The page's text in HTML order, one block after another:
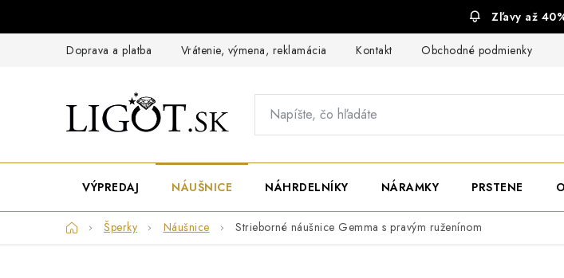
Zľavy až
Doprava a platba Vrátenie, výmena, reklamácia Kontakt Obchodné podmienky
VÝPREDAJ NÁUŠNICE NÁHRDELNÍKY NÁRAMKY PRSTENE
DomovŠperky Náušnice Strieborné náušnice Gemma s pravým ruženínom